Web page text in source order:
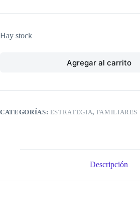
Hay stock
Agregar al carrito
CATEGORÍAS: ESTRATEGIA, FAMILIARES
Descripción